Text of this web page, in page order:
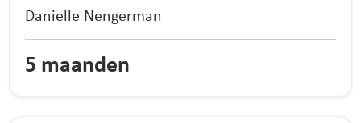
Danielle Nengerman
5 maanden